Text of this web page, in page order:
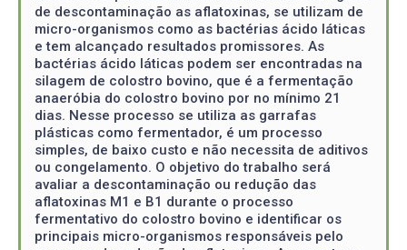
de descontaminação as aflatoxinas, se utilizam de
micro-organismos como as bactérias ácido láticas
e tem alcançado resultados promissores. As
bactérias ácido láticas podem ser encontradas na
silagem de colostro bovino, que é a fermentação
anaeróbia do colostro bovino por no mínimo 21
dias. Nesse processo se utiliza as garrafas
plásticas como fermentador, é um processo
simples, de baixo custo e não necessita de aditivos
ou congelamento. O objetivo do trabalho será
avaliar a descontaminação ou redução das
aflatoxinas M1 e B1 durante o processo
fermentativo do colostro bovino e identificar os
principais micro-organismos responsáveis pelo